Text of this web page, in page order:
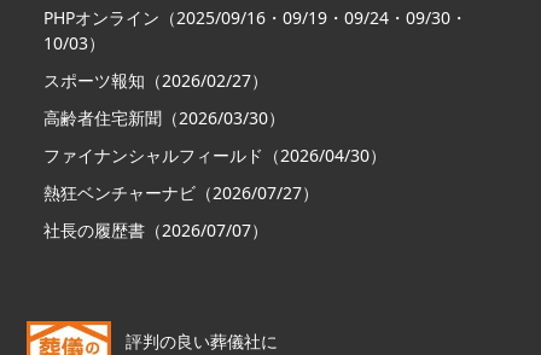
PHPオンライン（2025/09/16・09/19・09/24・09/30・
10/03）
スポーツ報知（2026/02/27）
高齢者住宅新聞（2026/03/30）
ファイナンシャルフィールド（2026/04/30）
熱狂ベンチャーナビ（2026/07/27）
社長の履歴書（2026/07/07）
評判の良い葬儀社に